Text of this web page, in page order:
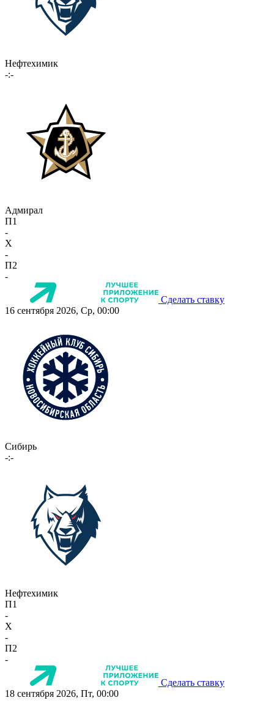
Нефтехимик
-:-
Адмирал
П1
-
X
-
П2
-
Сделать ставку
16 сентября 2026, Ср, 00:00
Сибирь
-:-
Нефтехимик
П1
-
X
-
П2
-
Сделать ставку
18 сентября 2026, Пт, 00:00